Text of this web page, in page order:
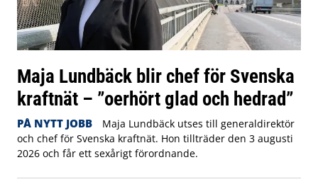
Maja Lundbäck blir chef för Svenska
kraftnät – ”oerhört glad och hedrad”
PÅ NYTT JOBB
Maja Lundbäck utses till generaldirektör
och chef för Svenska kraftnät. Hon tillträder den 3 augusti
2026 och får ett sexårigt förordnande.